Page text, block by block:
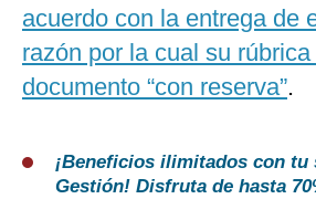
acuerdo con la entrega de
razón por la cual su
documento “con reserva”.
¡Beneficios ilimitados con tu
Gestión! Disfruta de hasta